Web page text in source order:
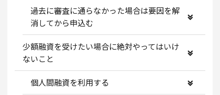
過去に審査に通らなかった場合は要因を解
消してから申込む
少額融資を受けたい場合に絶対やってはいけ
ないこと
個人間融資を利用する